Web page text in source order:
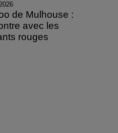
de Mulhouse :
avec les
rouges